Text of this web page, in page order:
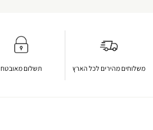
משלוחים מהירים לכל הארץ תשלום מאובטח